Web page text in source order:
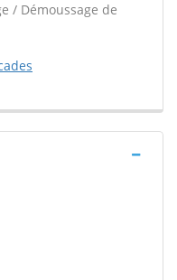
/ Démoussage de